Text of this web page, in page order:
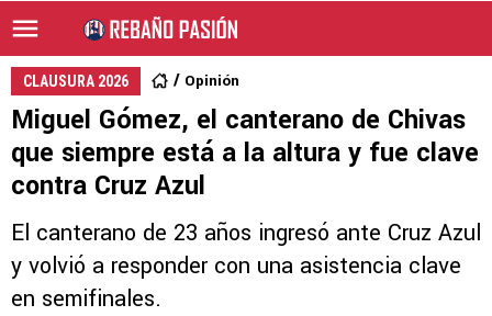
CLAUSURA 2026 Opinión
Miguel Gómez, el canterano de Chivas
que siempre está a la altura y fue clave
contra Cruz Azul
El canterano de 23 años ingresó ante Cruz Azul
y volvió a responder con una asistencia clave
en semifinales.